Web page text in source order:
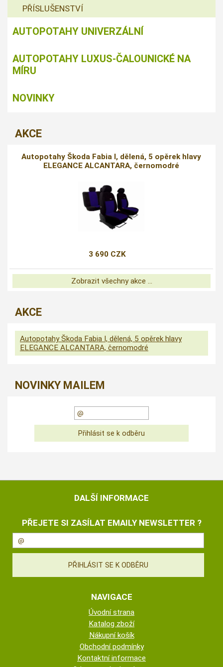
PŘÍSLUŠENSTVÍ
AUTOPOTAHY UNIVERZÁLNÍ
AUTOPOTAHY LUXUS-ČALOUNICKÉ NA
MÍRU
NOVINKY
AKCE
Autopotahy Škoda Fabia I, dělená, 5 opěrek hlavy
ELEGANCE ALCANTARA, černomodré
3 690 CZK
Zobrazit všechny akce ...
AKCE
Autopotahy Škoda Fabia I, dělená, 5 opěrek hlavy
ELEGANCE ALCANTARA, černomodré
NOVINKY MAILEM
DALŠÍ INFORMACE
PŘEJETE SI ZASÍLAT EMAILY NEWSLETTER ?
NAVIGACE
Úvodní strana
Katalog zboží
Nákupní košík
Obchodní podmínky
Kontaktní informace